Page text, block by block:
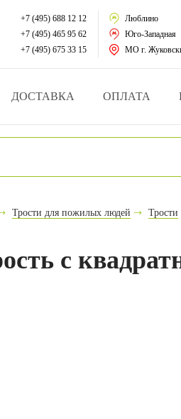
реабилитации
по уходу за больными
медтехника
и полезные товары
+7 (495) 688 12 12
+7 (495) 465 95 62
+7 (495) 675 33 15
Люблино
Юго-Западная
МО г.
ДОСТАВКА ОПЛАТА
Трости для пожилых людей Трости
с